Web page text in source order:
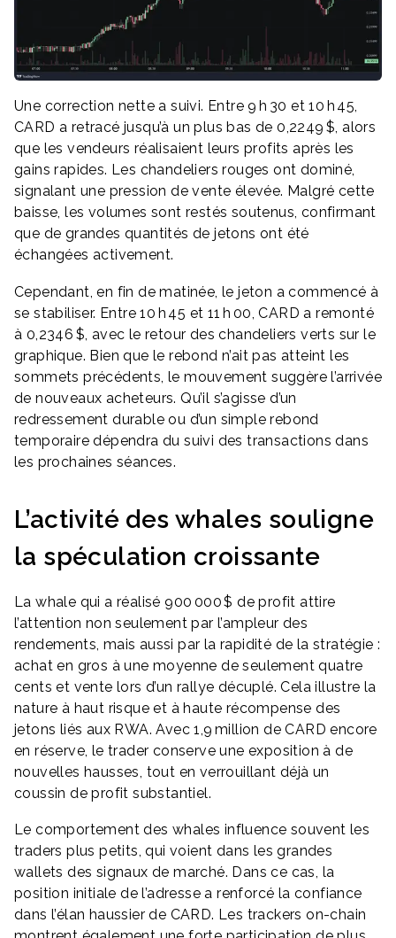
Une correction nette a suivi. Entre 9 h 30 et 10 h 45,
CARD a retracé jusqu’à un plus bas de 0,2249 $, alors
que les vendeurs réalisaient leurs profits après les
gains rapides. Les chandeliers rouges ont dominé,
signalant une pression de vente élevée. Malgré cette
baisse, les volumes sont restés soutenus, confirmant
que de grandes quantités de jetons ont été
échangées activement.
Cependant, en fin de matinée, le jeton a commencé à
se stabiliser. Entre 10 h 45 et 11 h 00, CARD a remonté
à 0,2346 $, avec le retour des chandeliers verts sur le
graphique. Bien que le rebond n’ait pas atteint les
sommets précédents, le mouvement suggère l’arrivée
de nouveaux acheteurs. Qu’il s’agisse d’un
redressement durable ou d’un simple rebond
temporaire dépendra du suivi des transactions dans
les prochaines séances.
L’activité des whales souligne
la spéculation croissante
La whale qui a réalisé 900 000 $ de profit attire
l’attention non seulement par l’ampleur des
rendements, mais aussi par la rapidité de la stratégie :
achat en gros à une moyenne de seulement quatre
cents et vente lors d’un rallye décuplé. Cela illustre la
nature à haut risque et à haute récompense des
jetons liés aux RWA. Avec 1,9 million de CARD encore
en réserve, le trader conserve une exposition à de
nouvelles hausses, tout en verrouillant déjà un
coussin de profit substantiel.
Le comportement des whales influence souvent les
traders plus petits, qui voient dans les grandes
wallets des signaux de marché. Dans ce cas, la
position initiale de l’adresse a renforcé la confiance
dans l’élan haussier de CARD. Les trackers on-chain